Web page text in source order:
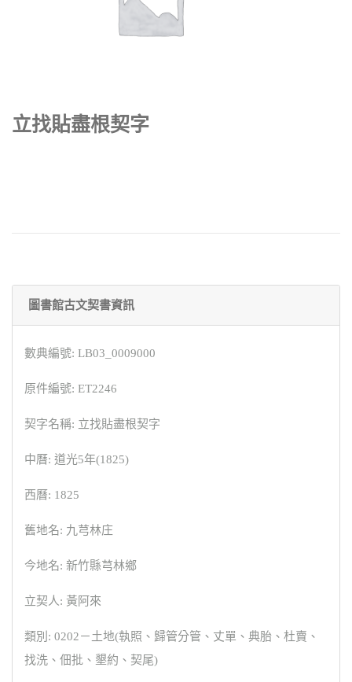
立找貼盡根契字
圖書館古文契書資訊
數典編號: LB03_0009000
原件編號: ET2246
契字名稱: 立找貼盡根契字
中曆: 道光5年(1825)
西曆: 1825
舊地名: 九芎林庄
今地名: 新竹縣芎林鄉
立契人: 黃阿來
類別: 0202－土地(執照、歸管分管、丈單、典胎、杜賣、
找洗、佃批、墾約、契尾)